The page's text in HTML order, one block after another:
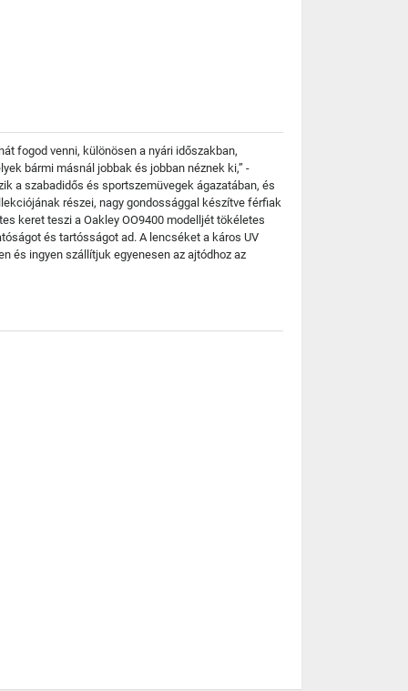
fogod venni, különösen a nyári időszakban,
bármi másnál jobbak és jobban néznek ki,” -
a szabadidős és sportszemüvegek ágazatában, és
részei, nagy gondossággal készítve férfiak
keret teszi a Oakley OO9400 modelljét tökéletes
és tartósságot ad. A lencséket a káros UV
és ingyen szállítjuk egyenesen az ajtódhoz az